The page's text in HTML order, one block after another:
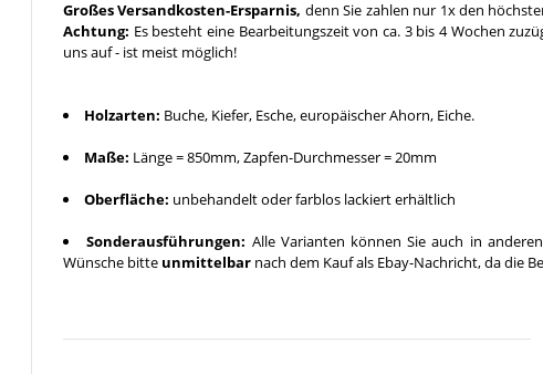
Großes Versandkosten-Ersparnis, denn Sie zahlen nur 1x den
Achtung: Es besteht eine Bearbeitungszeit von ca. 3 bis 4 Wochen
uns auf - ist meist möglich!
Holzarten: Buche, Kiefer, Esche, europäischer Ahorn, Eiche.
Maße: Länge = 850mm, Zapfen-Durchmesser = 20mm
Oberfläche: unbehandelt oder farblos lackiert erhältlich
Sonderausführungen: Alle Varianten können Sie auch in
Wünsche bitte unmittelbar nach dem Kauf als Ebay-Nachricht, da die